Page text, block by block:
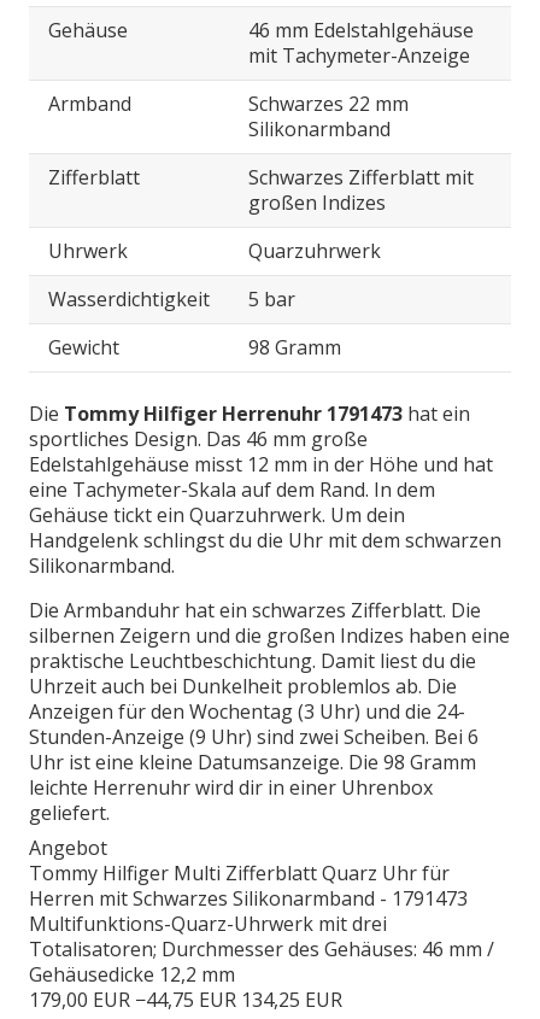
Gehäuse
46 mm Edelstahlgehäuse
mit Tachymeter-Anzeige
Armband
Schwarzes 22 mm
Silikonarmband
Zifferblatt
Schwarzes Zifferblatt mit
großen Indizes
Uhrwerk
Quarzuhrwerk
Wasserdichtigkeit
5 bar
Gewicht
98 Gramm
Die Tommy Hilfiger Herrenuhr 1791473 hat ein
sportliches Design. Das 46 mm große
Edelstahlgehäuse misst 12 mm in der Höhe und hat
eine Tachymeter-Skala auf dem Rand. In dem
Gehäuse tickt ein Quarzuhrwerk. Um dein
Handgelenk schlingst du die Uhr mit dem schwarzen
Silikonarmband.
Die Armbanduhr hat ein schwarzes Zifferblatt. Die
silbernen Zeigern und die großen Indizes haben eine
praktische Leuchtbeschichtung. Damit liest du die
Uhrzeit auch bei Dunkelheit problemlos ab. Die
Anzeigen für den Wochentag (3 Uhr) und die 24-
Stunden-Anzeige (9 Uhr) sind zwei Scheiben. Bei 6
Uhr ist eine kleine Datumsanzeige. Die 98 Gramm
leichte Herrenuhr wird dir in einer Uhrenbox
geliefert.
Angebot
Tommy Hilfiger Multi Zifferblatt Quarz Uhr für
Herren mit Schwarzes Silikonarmband - 1791473
Multifunktions-Quarz-Uhrwerk mit drei
Totalisatoren; Durchmesser des Gehäuses: 46 mm /
Gehäusedicke 12,2 mm
179,00 EUR −44,75 EUR 134,25 EUR